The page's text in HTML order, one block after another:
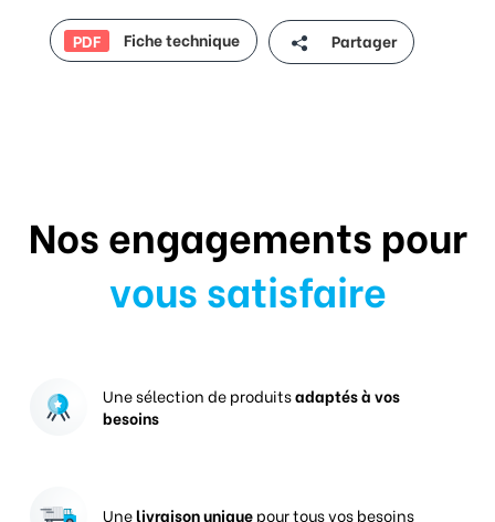
PDF Fiche technique Partager
Nos engagements pour
vous satisfaire
Une sélection de produitsadaptés à vos
besoins
Unelivraison uniquepour tous vos besoins